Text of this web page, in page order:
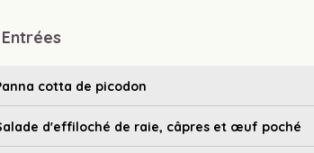
cotta de picodon
d'effiloché de raie, câpres et œuf poché